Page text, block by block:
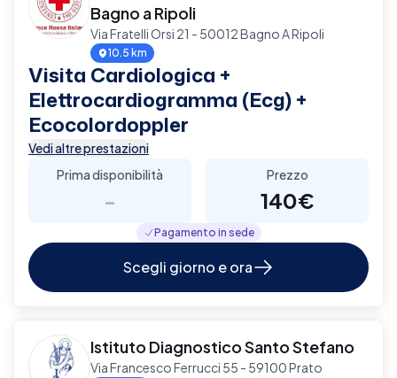
Bagno a Ripoli
Via Fratelli Orsi 21 - 50012 Bagno A Ripoli
10.5 km
Visita Cardiologica +
Elettrocardiogramma (Ecg) +
Ecocolordoppler
Vedi altre prestazioni
Prima disponibilità
-
Prezzo
140€
Pagamento in sede
Scegli giorno e ora
Istituto Diagnostico Santo Stefano
Via Francesco Ferrucci 55 - 59100 Prato